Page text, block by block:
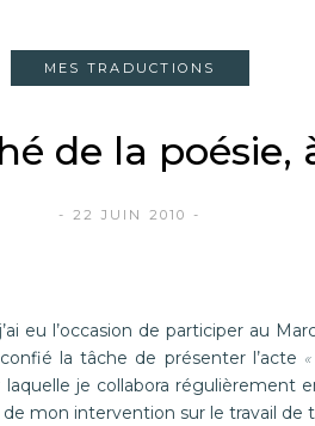
MES TRADUCTIONS
de la poésie,
22 JUIN 2010
eu l’occasion de participer au
confié la tâche de présenter l’acte
laquelle je collabora régulièrement
mon intervention sur le travail de